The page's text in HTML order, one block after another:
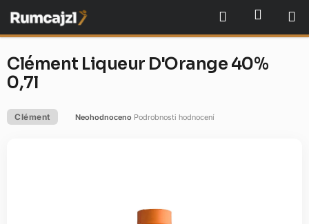
na
obsah
Hledat
Clément Liqueur D'Orange 40%
0,7l
Clément
Průměrné
Neohodnoceno Podrobnosti hodnocení